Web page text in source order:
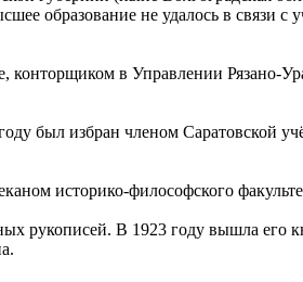
образование не удалось в связи с
конторщиком в Управлении Рязано-
был избран членом Саратовской
историко-философского
рукописей. В 1923 году вышла его